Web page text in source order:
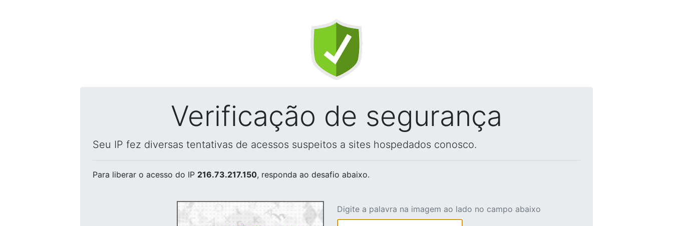
Verificação de segurança
Seu IP fez diversas tentativas de acessos suspeitos a sites hospedados conosco.
Para liberar o acesso do IP 216.73.217.150, responda ao desafio abaixo.
Digite a palavra na imagem ao lado no campo abaixo